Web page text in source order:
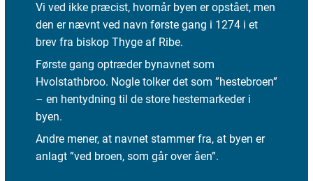
Vi ved ikke præcist, hvornår byen er opstået, men
den er nævnt ved navn første gang i 1274 i et
brev fra biskop Thyge af Ribe.
Første gang optræder bynavnet som
Hvolstathbroo. Nogle tolker det som ”hestebroen”
– en hentydning til de store hestemarkeder i
byen.
Andre mener, at navnet stammer fra, at byen er
anlagt ”ved broen, som går over åen”.